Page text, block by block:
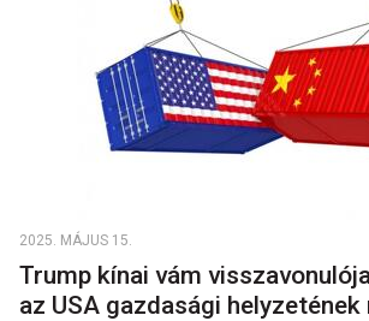
2025. MÁJUS 15.
Trump kínai vám
az USA gazdasági